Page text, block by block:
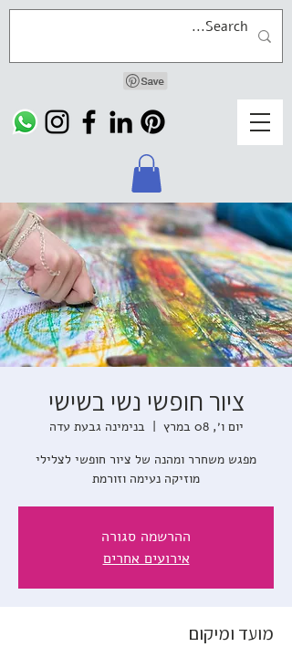
ציור חופשי נשי בשישי
יום ו׳, 08 במרץ
  |
בנימינה גבעת עדה
מפגש משחרר ומהנה של ציור חופשי לצלילי
מוזיקה נעימה וזורמת
ההרשמה סגורה
אירועים אחרים
מועד ומיקום